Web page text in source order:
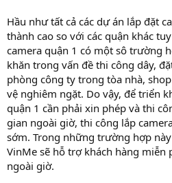
Hầu như tất cả các dự án lắp đặt
thành cao so với các quận khác
camera quận 1 có một sô trường
khăn trong vấn đề thi công dây,
phòng công ty trong tòa nhà,
vệ nghiêm ngặt. Do vậy, để triển
quận 1 cần phải xin phép và thi
gian ngoài giờ, thi công lắp
sớm. Trong những trường hợp
VinMe sẽ hỗ trợ khách hàng miễn
ngoài giờ.